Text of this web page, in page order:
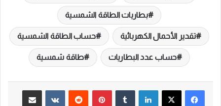
بطاريات الطاقة الشمسية
تقدير الأحمال الكهربائية حساب الطاقة الشمسية
حساب عدد البطاريات طاقة شمسية
لينكدإن بينتيريست مشاركة عبر البريد